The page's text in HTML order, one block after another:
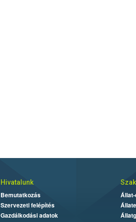
Hivatalunk
Bemutatkozás
Szervezeti felépítés
Gazdálkodási adatok